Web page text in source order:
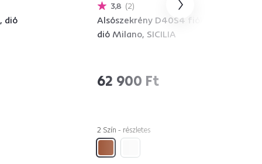
dió
3,8 2
Alsószekrény D40S4 fiókokkal,
dió Milano, SICILIA
62 900 Ft
2 Szín - részletes